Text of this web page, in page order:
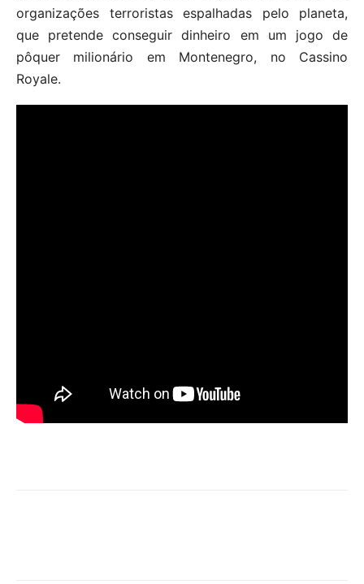
organizações terroristas espalhadas pelo planeta,
que pretende conseguir dinheiro em um jogo de
pôquer milionário em Montenegro, no Cassino
Royale.